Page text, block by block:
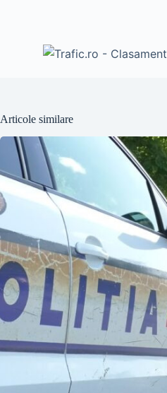
Articole similare